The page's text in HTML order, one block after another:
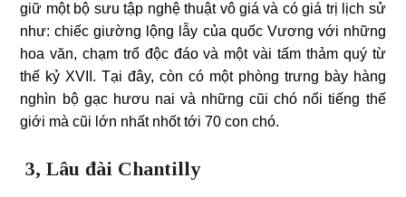
giữ một bộ sưu tập nghệ thuật vô giá và có giá trị lịch sử
như: chiếc giường lộng lẫy của quốc Vương với những
hoa văn, chạm trổ độc đáo và một vài tấm thảm quý từ
thế kỷ XVII. Tại đây, còn có một phòng trưng bày hàng
nghìn bộ gạc hươu nai và những cũi chó nổi tiếng thế
giới mà cũi lớn nhất nhốt tới 70 con chó.
3, Lâu đài Chantilly